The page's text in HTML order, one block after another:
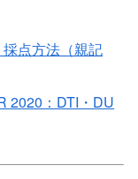
点方法（親記
2020：DTI・DU